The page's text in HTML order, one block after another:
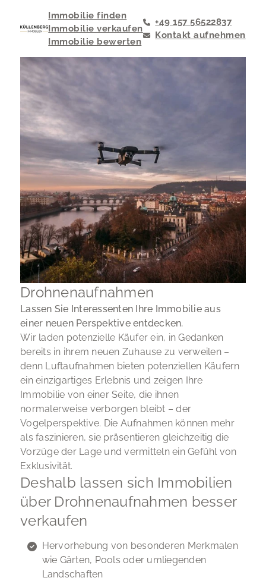
Immobilie finden
Immobilie verkaufen
Immobilie bewerten
+49 157 56522837
Kontakt aufnehmen
Drohnenaufnahmen
Lassen Sie Interessenten Ihre Immobilie aus
einer neuen Perspektive entdecken.
Wir laden potenzielle Käufer ein, in Gedanken
bereits in ihrem neuen Zuhause zu verweilen –
denn Luftaufnahmen bieten potenziellen Käufern
ein einzigartiges Erlebnis und zeigen Ihre
Immobilie von einer Seite, die ihnen
normalerweise verborgen bleibt – der
Vogelperspektive. Die Aufnahmen können mehr
als faszinieren, sie präsentieren gleichzeitig die
Vorzüge der Lage und vermitteln ein Gefühl von
Exklusivität.
Deshalb lassen sich Immobilien
über Drohnenaufnahmen besser
verkaufen
Hervorhebung von besonderen Merkmalen
wie Gärten, Pools oder umliegenden
Landschaften